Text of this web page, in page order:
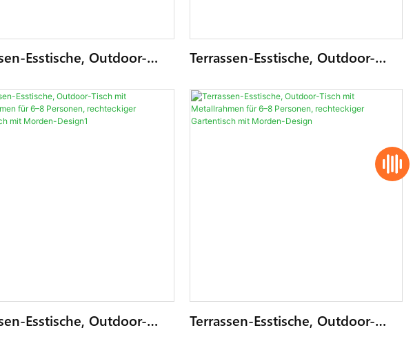
Esstische, Outdoor-
Rechteckiger
Mit Morden-Design4
Terrassen-Esstische, Outdoor-
Personen, Rechteckiger
Gartentisch Mit Morden-Design3
Esstische, Outdoor-
Terrassen-Esstische, Outdoor-